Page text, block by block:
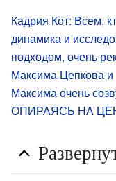
Кадрия Кот: Всем,
динамика и
подходом, очень
Максима Цепкова и
Максима очень
ОПИРАЯСЬ НА